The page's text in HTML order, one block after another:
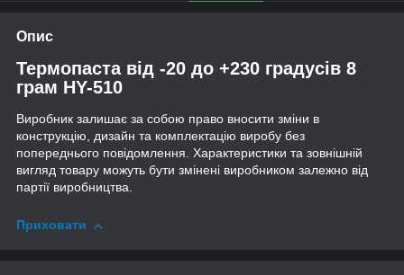
Опис
Термопаста від -20 до +230 градусів 8
грам HY-510
Виробник залишає за собою право вносити зміни в
конструкцію, дизайн та комплектацію виробу без
попереднього повідомлення. Характеристики та зовнішній
вигляд товару можуть бути змінені виробником залежно від
партії виробництва.
Приховати